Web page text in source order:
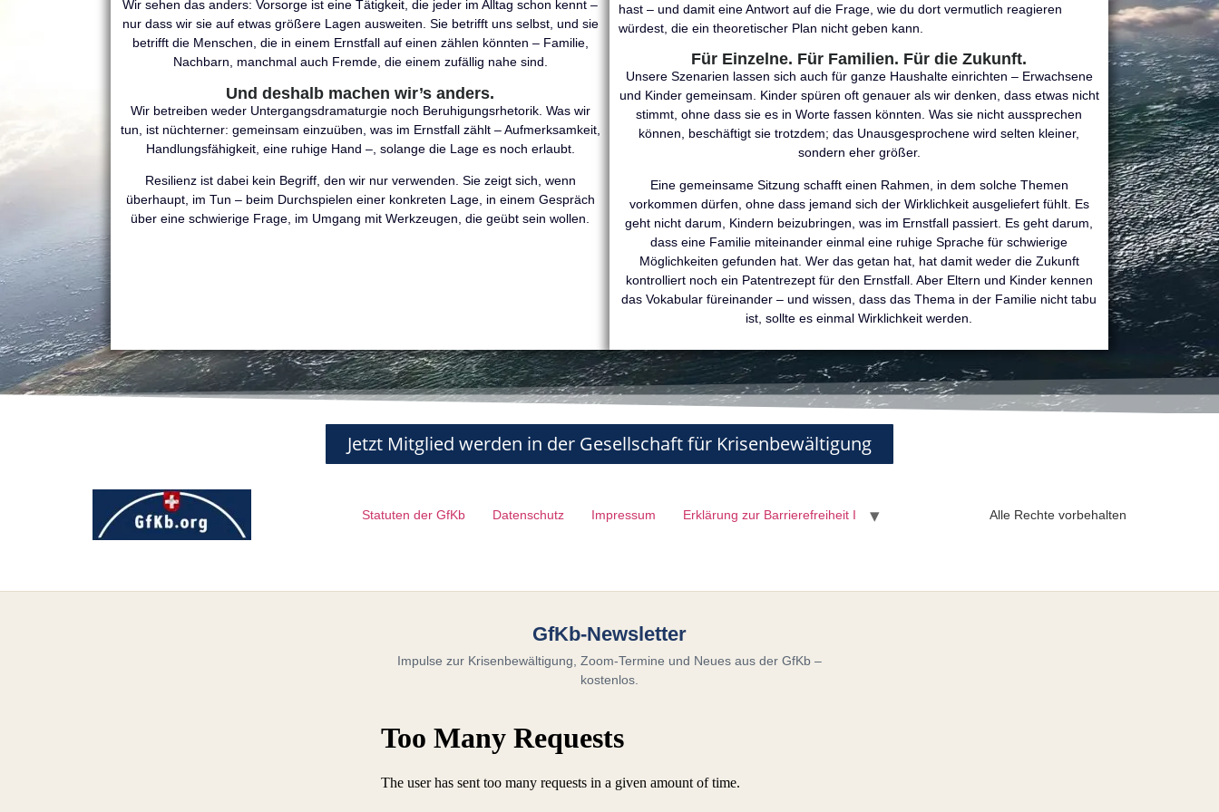
Wir sehen das anders: Vorsorge ist eine Tätigkeit, die jeder im Alltag schon kennt –
nur dass wir sie auf etwas größere Lagen ausweiten. Sie betrifft uns selbst, und sie
betrifft die Menschen, die in einem Ernstfall auf einen zählen könnten – Familie,
Nachbarn, manchmal auch Fremde, die einem zufällig nahe sind.
Und deshalb machen wir’s anders.
Wir betreiben weder Untergangsdramaturgie noch Beruhigungsrhetorik. Was wir
tun, ist nüchterner: gemeinsam einzuüben, was im Ernstfall zählt – Aufmerksamkeit,
Handlungsfähigkeit, eine ruhige Hand –, solange die Lage es noch erlaubt.
Resilienz ist dabei kein Begriff, den wir nur verwenden. Sie zeigt sich, wenn
überhaupt, im Tun – beim Durchspielen einer konkreten Lage, in einem Gespräch
über eine schwierige Frage, im Umgang mit Werkzeugen, die geübt sein wollen.
hast – und damit eine Antwort auf die Frage, wie du dort vermutlich reagieren
würdest, die ein theoretischer Plan nicht geben kann.
Für Einzelne. Für Familien. Für die Zukunft.
Unsere Szenarien lassen sich auch für ganze Haushalte einrichten – Erwachsene
und Kinder gemeinsam. Kinder spüren oft genauer als wir denken, dass etwas nicht
stimmt, ohne dass sie es in Worte fassen könnten. Was sie nicht aussprechen
können, beschäftigt sie trotzdem; das Unausgesprochene wird selten kleiner,
sondern eher größer.
Eine gemeinsame Sitzung schafft einen Rahmen, in dem solche Themen
vorkommen dürfen, ohne dass jemand sich der Wirklichkeit ausgeliefert fühlt. Es
geht nicht darum, Kindern beizubringen, was im Ernstfall passiert. Es geht darum,
dass eine Familie miteinander einmal eine ruhige Sprache für schwierige
Möglichkeiten gefunden hat. Wer das getan hat, hat damit weder die Zukunft
kontrolliert noch ein Patentrezept für den Ernstfall. Aber Eltern und Kinder kennen
das Vokabular füreinander – und wissen, dass das Thema in der Familie nicht tabu
ist, sollte es einmal Wirklichkeit werden.
Jetzt Mitglied werden in der Gesellschaft für Krisenbewältigung
Statuten der GfKb Datenschutz Impressum Erklärung zur Barrierefreiheit I Alle Rechte vorbehalten
GfKb-Newsletter
Impulse zur Krisenbewältigung, Zoom-Termine und Neues aus der GfKb –
kostenlos.